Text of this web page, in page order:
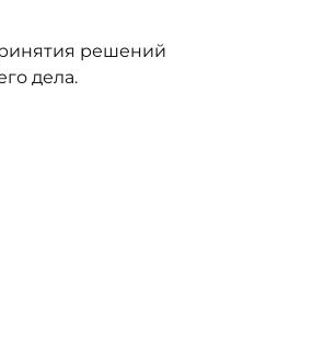
решений
дела.